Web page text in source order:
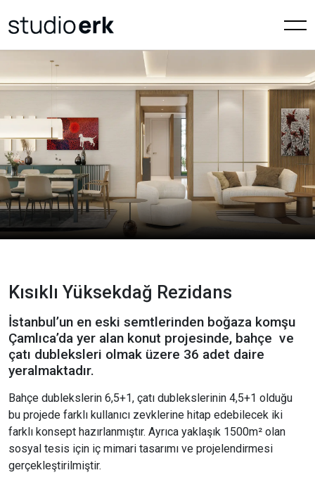
Kısıklı Yüksekdağ Rezidans
İstanbul’un en eski semtlerinden boğaza komşu
Çamlıca’da yer alan konut projesinde, bahçe ve
çatı dubleksleri olmak üzere 36 adet daire
yeralmaktadır.
Bahçe dublekslerin 6,5+1, çatı dublekslerinin 4,5+1 olduğu
bu projede farklı kullanıcı zevklerine hitap edebilecek iki
farklı konsept hazırlanmıştır. Ayrıca yaklaşık 1500m² olan
sosyal tesis için iç mimari tasarımı ve projelendirmesi
gerçekleştirilmiştir.